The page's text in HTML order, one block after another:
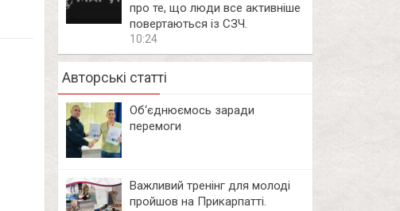
про те, що люди все активніше
повертаються із СЗЧ.
10:24
Авторські статті
Об‘єднюємось заради
перемоги
Важливий тренінг для молоді
пройшов на Прикарпатті.